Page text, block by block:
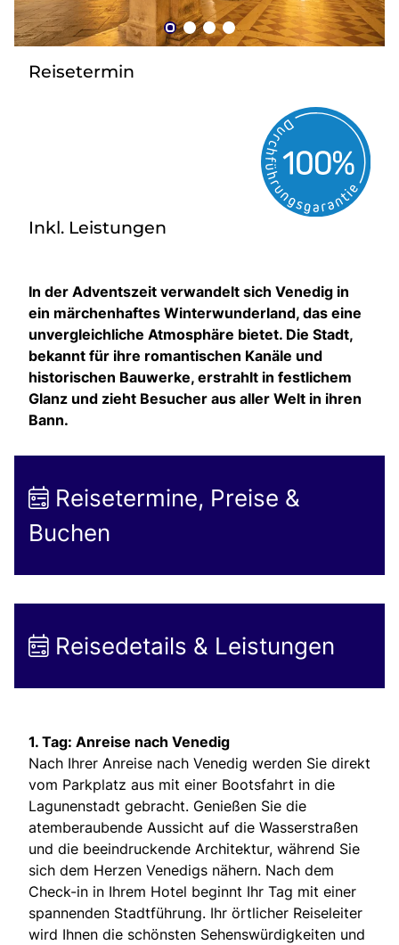
Reisetermin
Inkl. Leistungen
In der Adventszeit verwandelt sich Venedig in
ein märchenhaftes Winterwunderland, das eine
unvergleichliche Atmosphäre bietet. Die Stadt,
bekannt für ihre romantischen Kanäle und
historischen Bauwerke, erstrahlt in festlichem
Glanz und zieht Besucher aus aller Welt in ihren
Bann.
Reisetermine, Preise &
Buchen
Reisedetails & Leistungen
1. Tag: Anreise nach Venedig
Nach Ihrer Anreise nach Venedig werden Sie direkt
vom Parkplatz aus mit einer Bootsfahrt in die
Lagunenstadt gebracht. Genießen Sie die
atemberaubende Aussicht auf die Wasserstraßen
und die beeindruckende Architektur, während Sie
sich dem Herzen Venedigs nähern. Nach dem
Check-in in Ihrem Hotel beginnt Ihr Tag mit einer
spannenden Stadtführung. Ihr örtlicher Reiseleiter
wird Ihnen die schönsten Sehenswürdigkeiten und